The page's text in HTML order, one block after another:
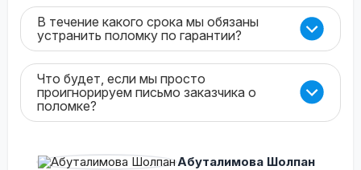
В течение какого срока мы обязаны
устранить поломку по гарантии?
Что будет, если мы просто
проигнорируем письмо заказчика о
поломке?
Абуталимова Шолпан